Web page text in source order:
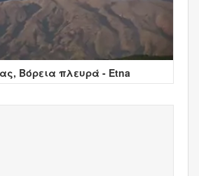
Βόρεια πλευρά - Etna